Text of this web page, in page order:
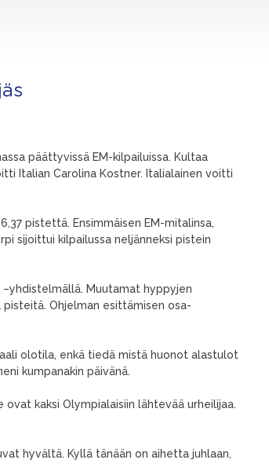
päättyvissä EM-kilpailuissa. Kultaa
Italian Carolina Kostner. Italialainen voitti
pistettä. Ensimmäisen EM-mitalinsa,
sijoittui kilpailussa neljänneksi pistein
Muutamat hyppyjen
Ohjelman esittämisen osa-
olotila, enkä tiedä mistä huonot alastulot
kumpanakin päivänä.
kaksi Olympialaisiin lähtevää urheilijaa.
hyvältä. Kyllä tänään on aihetta juhlaan,